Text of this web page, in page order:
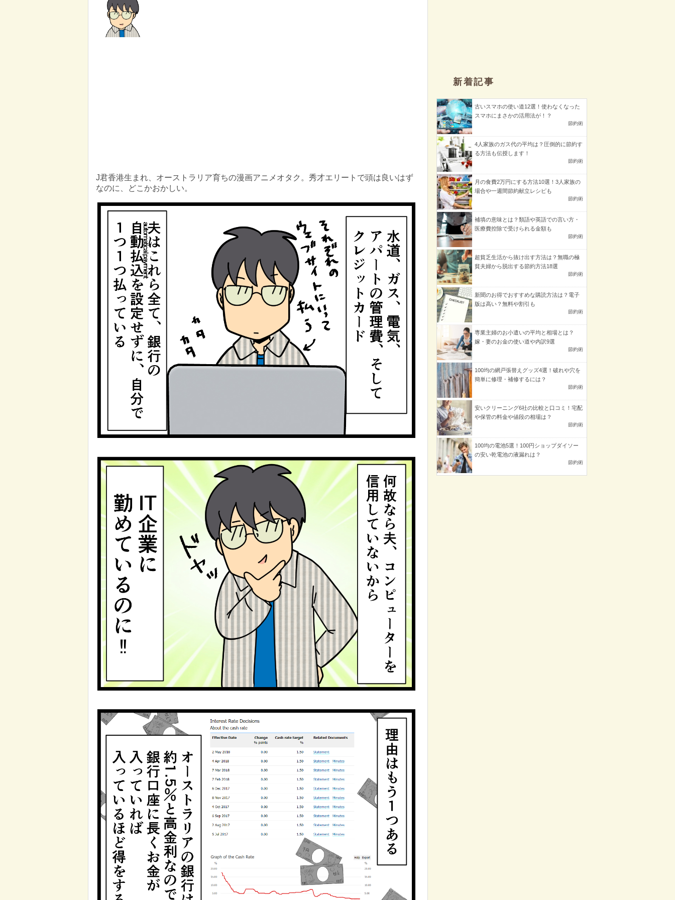
J君​ 香港生まれ、オーストラリア育ちの漫画アニメオタク。秀才エリートで頭は良いはず
なのに、どこかおかしい。
新着記事
古いスマホの使い道12選！使わなくなった
スマホにまさかの活用法が！？
節約術
4人家族のガス代の平均は？圧倒的に節約す
る方法も伝授します！
節約術
月の食費2万円にする方法10選！3人家族の
場合や一週間節約献立レシピも
節約術
補填の意味とは？類語や英語での言い方・
医療費控除で受けられる金額も
節約術
超貧乏生活から抜け出す方法は？無職の極
貧夫婦から脱出する節約方法18選
節約術
新聞のお得でおすすめな購読方法は？電子
版は高い？無料や割引も
節約術
専業主婦のお小遣いの平均と相場とは？
嫁・妻のお金の使い道や内訳9選
節約術
100均の網戸張替えグッズ4選！破れや穴を
簡単に修理・補修するには？
節約術
安いクリーニング6社の比較と口コミ！宅配
や保管の料金や値段の相場は？
節約術
100均の電池5選！100円ショップダイソー
の安い乾電池の液漏れは？
節約術